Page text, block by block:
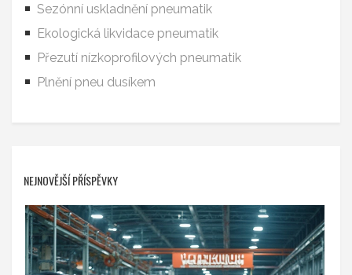
Sezónní uskladnění pneumatik
Ekologická likvidace pneumatik
Přezutí nízkoprofilových pneumatik
Plnění pneu dusíkem
NEJNOVĚJŠÍ PŘÍSPĚVKY